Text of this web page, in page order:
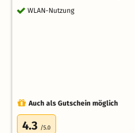
WLAN-Nutzung
Auch als Gutschein möglich
4.3 /5.0